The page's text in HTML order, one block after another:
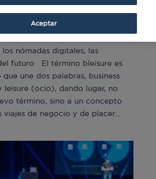
May 25, 2022
los nómadas digitales, las
futuro El término bleisure es
que une dos palabras, business
leisure (ocio), dando lugar, no
término, sino a un concepto
viajes de negocio y de placer...
Aceptar